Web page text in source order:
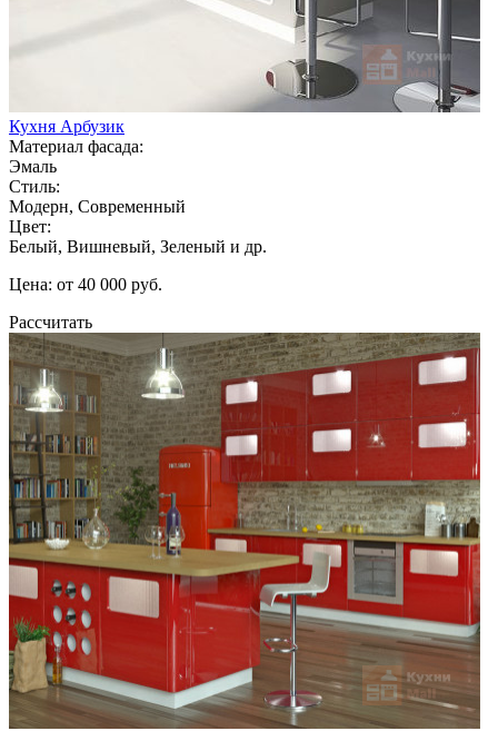
Кухня Арбузик
Материал фасада:
Эмаль
Стиль:
Модерн, Современный
Цвет:
Белый, Вишневый, Зеленый и др.
Цена: от 40 000 руб.
Рассчитать